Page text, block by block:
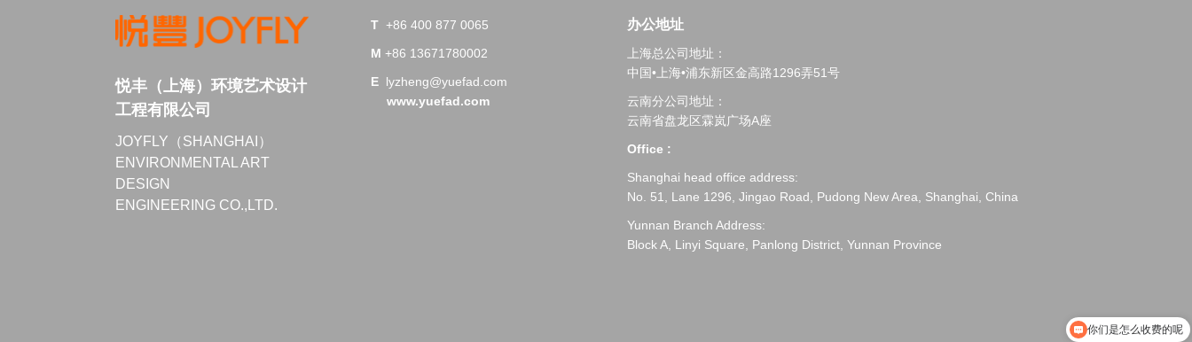
悦丰（上海）环境艺术设计
工程有限公司
JOYFLY（SHANGHAI）
ENVIRONMENTAL ART
DESIGN
ENGINEERING CO.,LTD.
T+86 400 877 0065
M+86 13671780002
E lyzheng@yuefad.com
www.yuefad.com
办公地址
上海总公司地址：
中国•上海•浦东新区金高路1296弄51号
云南分公司地址：
云南省盘龙区霖岚广场A座
Office :
Shanghai head office address:
No. 51, Lane 1296, Jingao Road, Pudong New Area, Shanghai, China
Yunnan Branch Address:
Block A, Linyi Square, Panlong District, Yunnan Province
现在有优惠活动吗